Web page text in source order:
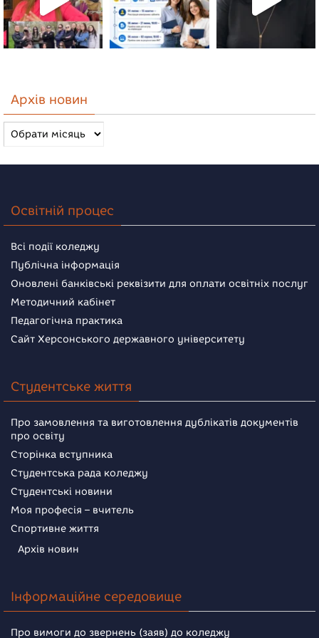
Архів новин
Архів
новин
Освітній процес
Всі події коледжу
Публічна інформація
Оновлені банківські реквізити для оплати освітніх послуг
Методичний кабінет
Педагогічна практика
Сайт Херсонського державного університету
Студентське життя
Про замовлення та виготовлення дублікатів документів
про освіту
Сторінка вступника
Студентська рада коледжу
Студентські новини
Моя професія – вчитель
Спортивне життя
Архів новин
Інформаційне середовище
Про вимоги до звернень (заяв) до коледжу